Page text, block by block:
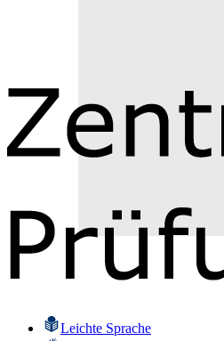
Leichte Sprache